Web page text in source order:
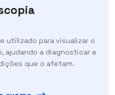
utilizado para visualizar o
a diagnosticar e
que o afetam.